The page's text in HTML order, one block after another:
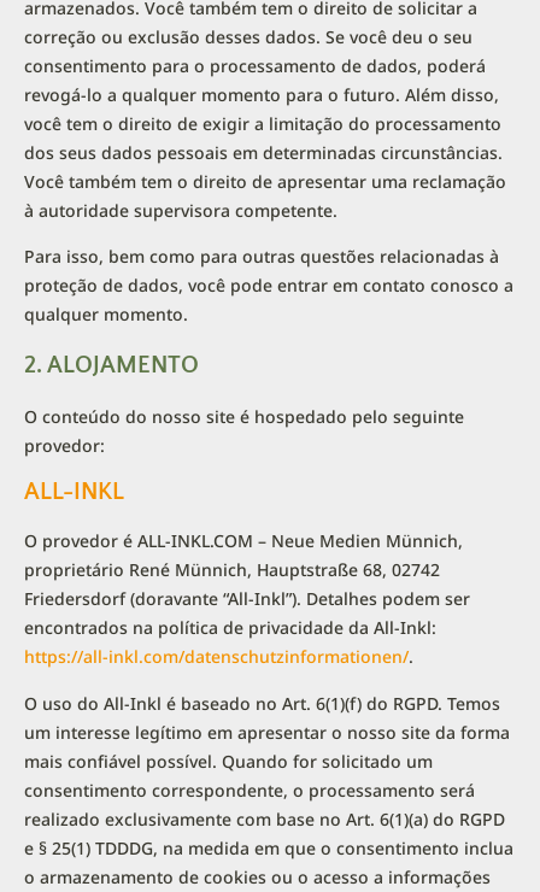
armazenados. Você também tem o direito de solicitar a
correção ou exclusão desses dados. Se você deu o seu
consentimento para o processamento de dados, poderá
revogá-lo a qualquer momento para o futuro. Além disso,
você tem o direito de exigir a limitação do processamento
dos seus dados pessoais em determinadas circunstâncias.
Você também tem o direito de apresentar uma reclamação
à autoridade supervisora competente.
Para isso, bem como para outras questões relacionadas à
proteção de dados, você pode entrar em contato conosco a
qualquer momento.
2. ALOJAMENTO
O conteúdo do nosso site é hospedado pelo seguinte
provedor:
ALL-INKL
O provedor é ALL-INKL.COM – Neue Medien Münnich,
proprietário René Münnich, Hauptstraße 68, 02742
Friedersdorf (doravante “All-Inkl”). Detalhes podem ser
encontrados na política de privacidade da All-Inkl:
https://all-inkl.com/datenschutzinformationen/.
O uso do All-Inkl é baseado no Art. 6(1)(f) do RGPD. Temos
um interesse legítimo em apresentar o nosso site da forma
mais confiável possível. Quando for solicitado um
consentimento correspondente, o processamento será
realizado exclusivamente com base no Art. 6(1)(a) do RGPD
e § 25(1) TDDDG, na medida em que o consentimento inclua
o armazenamento de cookies ou o acesso a informações